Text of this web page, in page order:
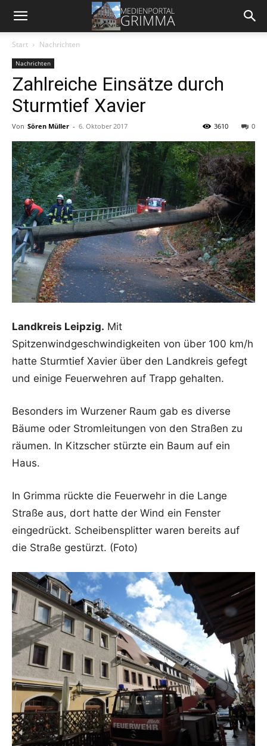
Start Nachrichten
Nachrichten
Zahlreiche Einsätze durch
Sturmtief Xavier
Von Sören Müller - 6. Oktober 2017 0
3610
Landkreis Leipzig. Mit
Spitzenwindgeschwindigkeiten von über 100 km/h
hatte Sturmtief Xavier über den Landkreis gefegt
und einige Feuerwehren auf Trapp gehalten.
Besonders im Wurzener Raum gab es diverse
Bäume oder Stromleitungen von den Straßen zu
räumen. In Kitzscher stürzte ein Baum auf ein
Haus.
In Grimma rückte die Feuerwehr in die Lange
Straße aus, dort hatte der Wind ein Fenster
eingedrückt. Scheibensplitter waren bereits auf
die Straße gestürzt. (Foto)